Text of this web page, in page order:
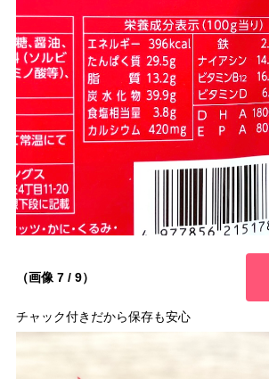
（画像 7 / 9）
チャック付きだから保存も安心